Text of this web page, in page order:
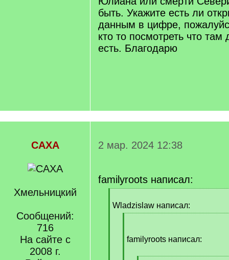
быть. Укажите есть ли
данным в цифре,
кто то посмотреть что там
есть. Благодарю
САХА
Хмельницкий
Сообщений:
716
На сайте с
2008 г.
2 мар. 2024 12:38
familyroots написал:
q
Wladzislaw написал:
]familyroots написал: